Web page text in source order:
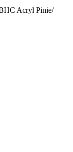
Acryl Pinie/